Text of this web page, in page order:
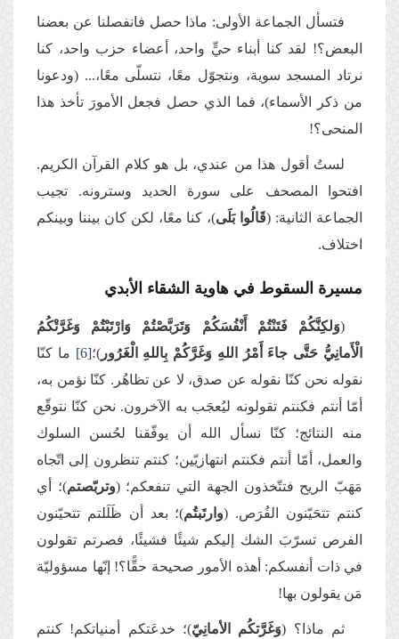
فتسأل الجماعة الأولى: ماذا حصل فانفصلنا عن بعضنا
البعض؟! لقد كنا أبناء حيٍّ واحد، أعضاء حزب واحد، كنا
نرتاد المسجد سوية، ونتجوّل معًا، نتسلّى معًا،... (ودعونا
من ذكر الأسماء)، فما الذي حصل فجعل الأمورَ تأخذ هذا
المنحى؟!
لستُ أقول هذا من عندي، بل هو كلام القرآن الكريم.
افتحوا المصحف على سورة الحديد وسترونه. تجيب
الجماعة الثانية: (قَالُوا بَلَى)، كنا معًا، لكن كان بيننا وبينكم
اختلاف.
مسيرة السقوط في هاوية الشقاء الأبدي
(وَلكِنَّكُمْ فَتَنْتُمْ أَنْفُسَكُمْ وَتَرَبَّصْتُمْ وَارْتَبْتُمْ وَغَرَّتْكُمُ
الْأَمانِيُّ حَتَّى جاءَ أَمْرُ اللهِ وَغَرَّكُمْ بِاللهِ الْغَرُور)؛[6] ما كنّا
نقوله نحن كنّا نقوله عن صدق، لا عن تظاهُر. كنّا نؤمن به،
أمّا أنتم فكنتم تقولونه ليُعجَب به الآخرون. نحن كنّا نتوقّع
منه النتائج؛ كنّا نسأل الله أن يوفّقنا لحُسن السلوك
والعمل، أمّا أنتم فكنتم انتهازيّين؛ كنتم تنظرون إلى اتّجاه
مَهَبّ الريح فتتّخذون الجهة التي تنفعكم؛ (وتربّصتم)؛ أي
كنتم تتحَيّنون الفُرَص. (وارتَبتُم)؛ بعد أن ظَلَلتم تتحيّنون
الفرص تسرّبَ الشك إليكم شيئًا فشيئًا، فصرتم تقولون
في ذات أنفسكم: أهذه الأمور صحيحة حقًّا؟! إنّها مسؤوليّة
مَن يقولون بها!
ثم ماذا؟ (وَغَرَّتكُم الأمانِيّ)؛ خدعَتكم أمنياتكم! كنتم